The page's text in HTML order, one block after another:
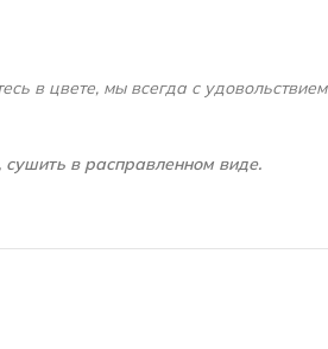
в цвете, мы всегда с
в расправленном виде.